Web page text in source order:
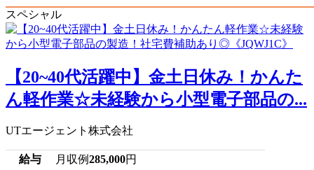
スペシャル
【20~40代活躍中】金土日休み！かんた
ん軽作業☆未経験から小型電子部品の...
UTエージェント株式会社
給与 月収例285,000円